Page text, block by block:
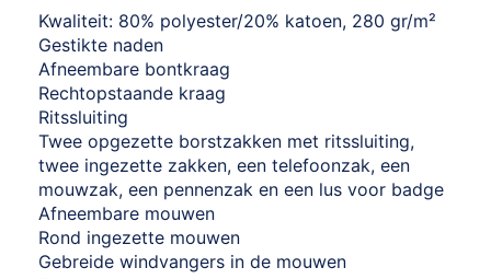
Kwaliteit: 80% polyester/20% katoen, 280 gr/m²
Gestikte naden
Afneembare bontkraag
Rechtopstaande kraag
Ritssluiting
Twee opgezette borstzakken met ritssluiting,
twee ingezette zakken, een telefoonzak, een
mouwzak, een pennenzak en een lus voor badge
Afneembare mouwen
Rond ingezette mouwen
Gebreide windvangers in de mouwen